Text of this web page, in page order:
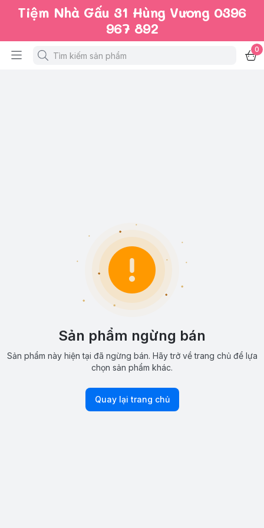
Tiệm Nhà Gấu 31 Hùng Vương 0396
967 892
0
Sản phẩm ngừng bán
Sản phẩm này hiện tại đã ngừng bán. Hãy trở về trang chủ để lựa
chọn sản phẩm khác.
Quay lại trang chủ